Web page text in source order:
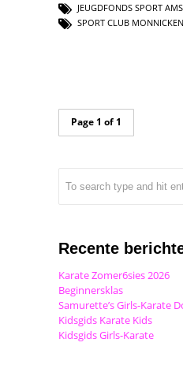
JEUGDFONDS SPORT
SPORT CLUB
Page 1 of 1
Recente
Karate Zomer6sies 2026
Beginnersklas
Samurette’s Girls-Karate
Kidsgids Karate Kids
Kidsgids Girls-Karate